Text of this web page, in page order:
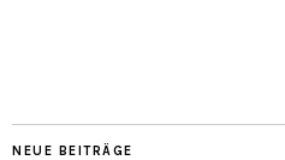
NEUE BEITRÄGE